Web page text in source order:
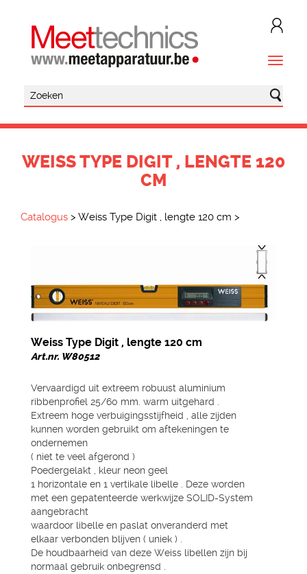
WEISS TYPE DIGIT , LENGTE 120
CM
Catalogus > Weiss Type Digit , lengte 120 cm >
Weiss Type Digit , lengte 120 cm
Art.nr. W80512
Vervaardigd uit extreem robuust aluminium
ribbenprofiel 25/60 mm. warm uitgehard .
Extreem hoge verbuigingsstijfheid , alle zijden
kunnen worden gebruikt om aftekeningen te
ondernemen
( niet te veel afgerond )
Poedergelakt , kleur neon geel
1 horizontale en 1 vertikale libelle . Deze worden
met een gepatenteerde werkwijze SOLID-System
aangebracht
waardoor libelle en paslat onveranderd met
elkaar verbonden blijven ( uniek ) .
De houdbaarheid van deze Weiss libellen zijn bij
normaal gebruik onbegrensd .